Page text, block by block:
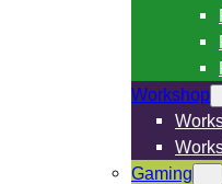
Workshop
Gaming